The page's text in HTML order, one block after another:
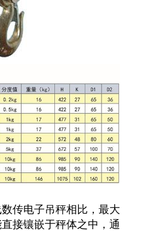
传电子吊秤相比，最大
镶嵌于秤体之中，通